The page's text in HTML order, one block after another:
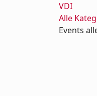
VDI
Alle
Events